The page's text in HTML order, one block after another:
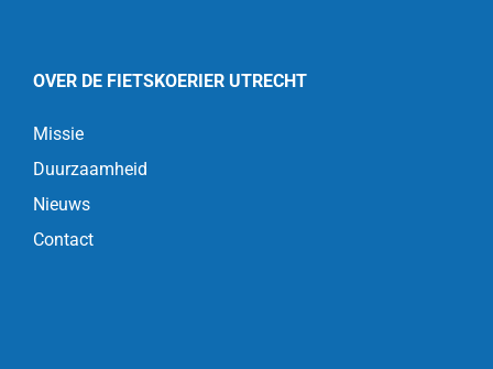
OVER DE FIETSKOERIER UTRECHT
Missie
Duurzaamheid
Nieuws
Contact